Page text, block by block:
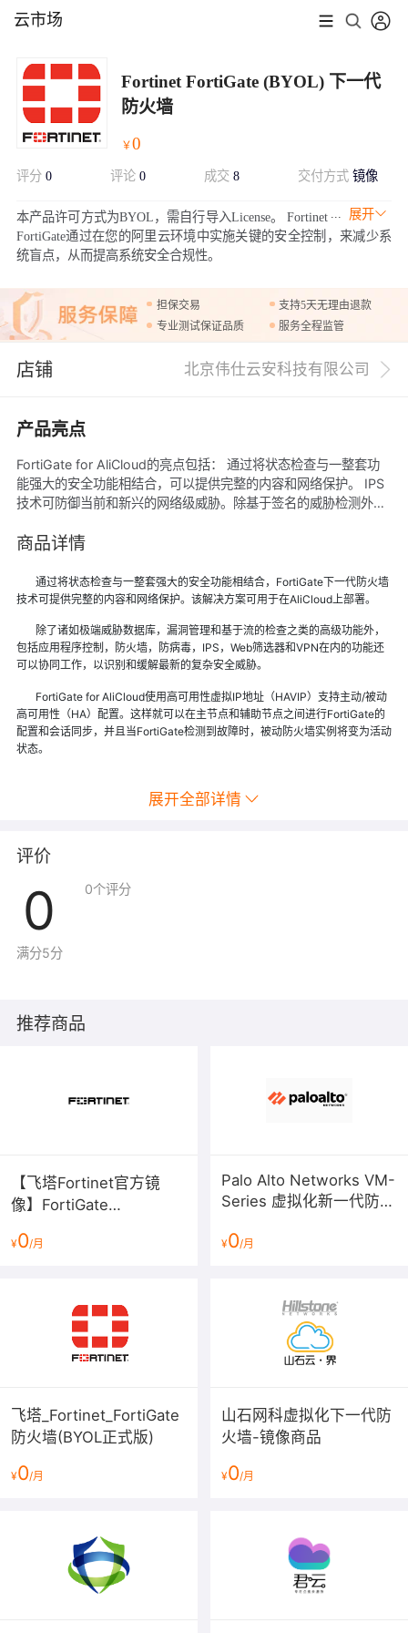
云市场
Fortinet FortiGate (BYOL) 下一代
防火墙
￥0
评分 0 评论 0 成交 8 交付方式镜像
展开
本产品许可方式为BYOL，需自行导入License。 Fortinet
FortiGate通过在您的阿里云环境中实施关键的安全控制，来减少系
统盲点，从而提高系统安全合规性。
担保交易
支持5天无理由退款
专业测试保证品质
服务全程监管
店铺 北京伟仕云安科技有限公司
产品亮点
FortiGate for AliCloud的亮点包括： 通过将状态检查与一整套功
能强大的安全功能相结合，可以提供完整的内容和网络保护。 IPS
技术可防御当前和新兴的网络级威胁。除基于签名的威胁检测外，
文件匹配的任何流量。 新的Docker应用程序控制签名可保护您的
商品详情
通过将状态检查与一整套强大的安全功能相结合，FortiGate下一代防火墙
技术可提供完整的内容和网络保护。该解决方案可用于在AliCloud上部署。
除了诸如极端威胁数据库，漏洞管理和基于流的检查之类的高级功能外，
包括应用程序控制，防火墙，防病毒，IPS，Web筛选器和VPN在内的功能还
可以协同工作，以识别和缓解最新的复杂安全威胁。
FortiGate for AliCloud使用高可用性虚拟IP地址（HAVIP）支持主动/被动
高可用性（HA）配置。这样就可以在主节点和辅助节点之间进行FortiGate的
配置和会话同步，并且当FortiGate检测到故障时，被动防火墙实例将变为活动
状态。
展开全部详情
评价
0
满分5分
0个评分
推荐商品
【飞塔Fortinet官方镜
像】FortiGate
火墙
¥0/月
Palo Alto Networks VM-
Series 虚拟化新一代防火
¥0/月
飞塔_Fortinet_FortiGate
防火墙(BYOL正式版)
¥0/月
山石网科虚拟化下一代防
火墙-镜像商品
¥0/月